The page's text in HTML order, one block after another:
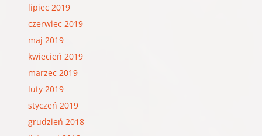
lipiec 2019
czerwiec 2019
maj 2019
kwiecień 2019
marzec 2019
luty 2019
styczeń 2019
grudzień 2018